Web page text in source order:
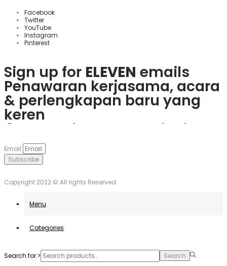
Facebook
Twitter
YouTube
Instagram
Pinterest
Sign up for ELEVEN emails
Penawaran kerjasama, acara
& perlengkapan baru yang
keren
Rasakan keseruan plinko slot
dan menangkan hadiah
nyata langsung dari ponsel
Mainkan 1win dan nikmati
berbagai bonus menarik dan
game populer.
Če obožujete vznemirjenje
igralnic, je
mesto. Uživajte v igrah in
muy sencillo y divertido!
Email
Subscribe
Copyright 2022 © All rights Reserved.
Menu
Categories
Search for:> Search